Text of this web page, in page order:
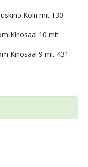
Köln mit 130
Kinosaal 10 mit
Kinosaal 9 mit 431